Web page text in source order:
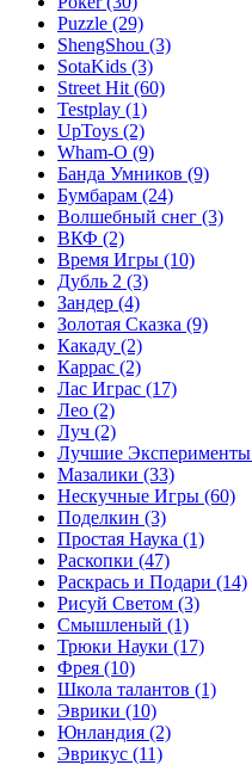
Puzzle (29)
ShengShou (3)
SotaKids (3)
Street Hit (60)
Testplay (1)
UpToys (2)
Wham-O (9)
Банда Умников (9)
Бумбарам (24)
Волшебный снег (3)
ВКФ (2)
Время Игры (10)
Дубль 2 (3)
Зандер (4)
Золотая Сказка (9)
Какаду (2)
Каррас (2)
Лас Играс (17)
Лео (2)
Луч (2)
Лучшие Эксперименты
Мазалики (33)
Нескучные Игры (60)
Поделкин (3)
Простая Наука (1)
Раскопки (47)
Раскрась и Подари (14)
Рисуй Светом (3)
Смышленый (1)
Трюки Науки (17)
Фрея (10)
Школа талантов (1)
Эврики (10)
Юнландия (2)
Эврикус (11)